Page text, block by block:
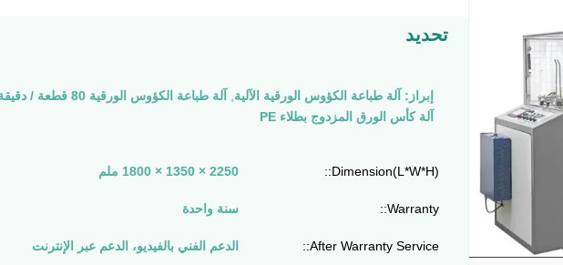
تحديد
إبراز: آلة طباعة الكؤوس الورقية الآلية آلة طباعة الكؤوس الورقية 80 قطعة / دقيقة
آلة كأس الورق المزدوج بطلاء PE
Dimension(L*W*H):: 2250 × 1350 × 1800 ملم
Warranty:: سنة واحدة
After Warranty Service:: الدعم الفني بالفيديو، الدعم عبر الإنترنت